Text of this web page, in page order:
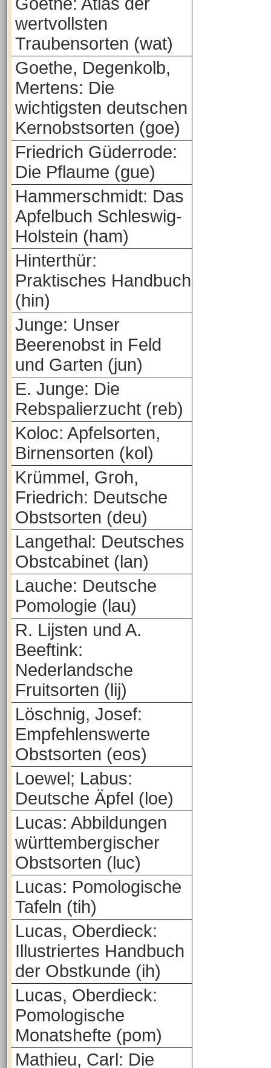
wertvollsten
Traubensorten (wat)
Goethe, Degenkolb,
Mertens: Die
wichtigsten deutschen
Kernobstsorten (goe)
Friedrich Güderrode:
Die Pflaume (gue)
Hammerschmidt: Das
Apfelbuch Schleswig-
Holstein (ham)
Hinterthür:
Praktisches Handbuch
(hin)
Junge: Unser
Beerenobst in Feld
und Garten (jun)
E. Junge: Die
Rebspalierzucht (reb)
Koloc: Apfelsorten,
Birnensorten (kol)
Krümmel, Groh,
Friedrich: Deutsche
Obstsorten (deu)
Langethal: Deutsches
Obstcabinet (lan)
Lauche: Deutsche
Pomologie (lau)
R. Lijsten und A.
Beeftink:
Nederlandsche
Fruitsorten (lij)
Löschnig, Josef:
Empfehlenswerte
Obstsorten (eos)
Loewel; Labus:
Deutsche Äpfel (loe)
Lucas: Abbildungen
württembergischer
Obstsorten (luc)
Lucas: Pomologische
Tafeln (tih)
Lucas, Oberdieck:
Illustriertes Handbuch
der Obstkunde (ih)
Lucas, Oberdieck:
Pomologische
Monatshefte (pom)
Mathieu, Carl: Die